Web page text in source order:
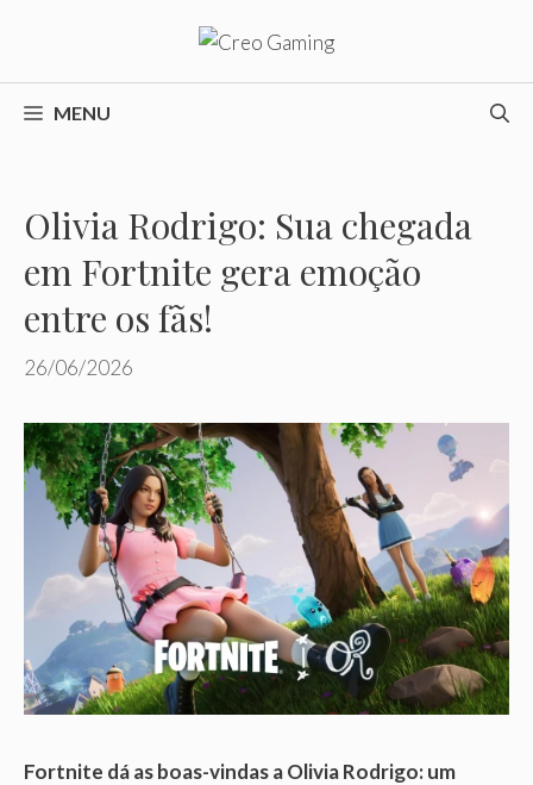
o
conteúdoMENU
Olivia Rodrigo: Sua chegada
em Fortnite gera emoção
entre os fãs!
26/06/2026
Fortnite dá as boas-vindas a Olivia Rodrigo: um